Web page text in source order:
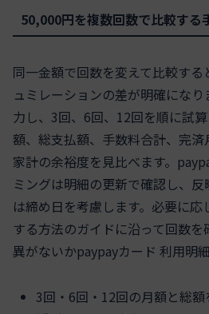
50,000円を複数回数で比較する
同一金額で回数を変えて比較す
ュミレーションの差が明確にな
力し、3回、6回、12回を順に試
額、総支払額、手数料合計、完
家計の余裕度を見比べます。
ミングは明細の更新で確認し、
は締め日を考慮します。必要に
する方法のガイドに沿って回数
異がないかpaypayカード 利用明
3回・6回・12回の月額と総